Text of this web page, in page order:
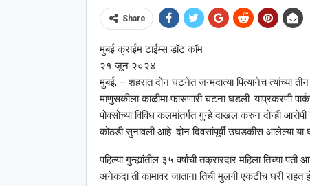
Share
मुंबई क्राईम टाईम्स डॉट कॉम
२१ जून २०२४
मुंबई, – शहरात दोन घटनेत जन्मदात्या पित्यानेच त्यांच्या
माणुसकीला काळीमा फासणारी घटना घडली. याप्रकरणी
पोक्सोच्या विविध कलमांतर्गत गुन्हे दाखल करुन दोन्ही
कोठडी सुनावली आहे. दोन दिवसांपूर्वी उघडकीस आलेल्या
पहिल्या गुन्ह्यांतील ३५ वर्षांची तक्रारदार महिला तिच्या
अनेकदा ती कामावर जाताना तिची मुलगी एकटीच घरी